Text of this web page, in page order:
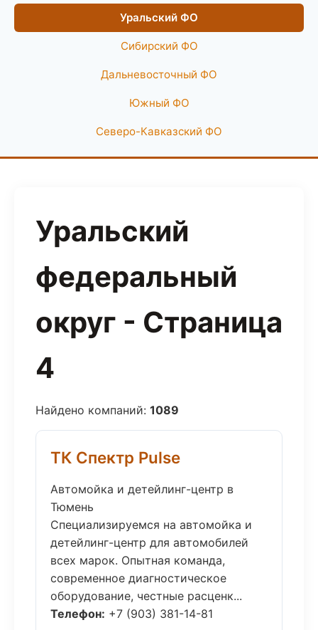
Уральский ФО
Сибирский ФО
Дальневосточный ФО
Южный ФО
Северо-Кавказский ФО
Уральский
федеральный
округ - Страница
4
Найдено компаний: 1089
ТК Спектр Pulse
Автомойка и детейлинг-центр в
Тюмень
Специализируемся на автомойка и
детейлинг-центр для автомобилей
всех марок. Опытная команда,
современное диагностическое
оборудование, честные расценк...
Телефон: +7 (903) 381-14-81